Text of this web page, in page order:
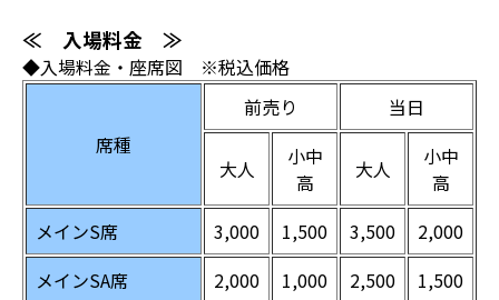
≪ 入場料金 ≫
◆入場料金・座席図 ※税込価格
席種
前売り 当日
大人
小中
高
大人
小中
高
メインS席
3,000 1,500 3,500
2,000
メインSA席
2,000 1,000 2,500
1,500